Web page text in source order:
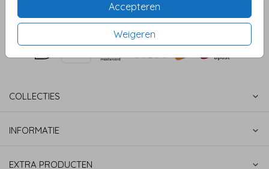
Accepteren
Weigeren
COLLECTIES
INFORMATIE
EXTRA PRODUCTEN